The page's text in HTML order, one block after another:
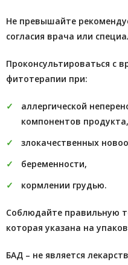
Не превышайте
согласия врача или
Проконсультироваться с
фитотерапии при:
аллергической
компонентов продукта,
злокачественных
беременности,
кормлении грудью.
Соблюдайте правильную
которая указана на
БАД – не является